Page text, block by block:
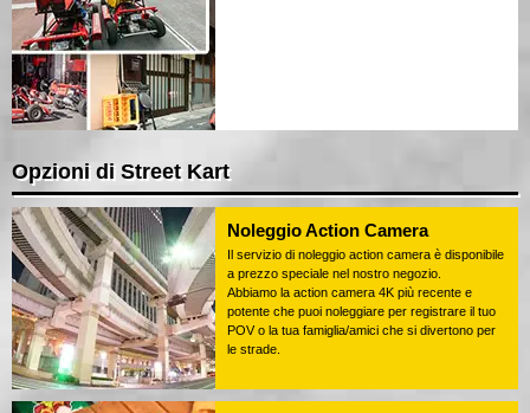
Opzioni di Street Kart
Noleggio Action Camera
Il servizio di noleggio action camera è disponibile
a prezzo speciale nel nostro negozio.
Abbiamo la action camera 4K più recente e
potente che puoi noleggiare per registrare il tuo
POV o la tua famiglia/amici che si divertono per
le strade.